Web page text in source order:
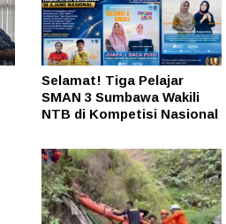
Selamat! Tiga Pelajar
SMAN 3 Sumbawa Wakili
NTB di Kompetisi Nasional